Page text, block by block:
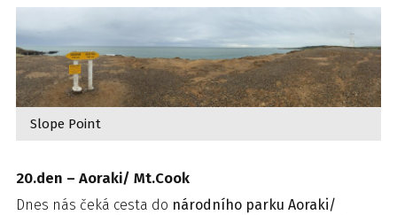
Slope Point
20.den – Aoraki/ Mt.Cook
Dnes nás čeká cesta do národního parku Aoraki/